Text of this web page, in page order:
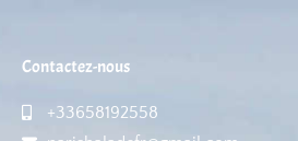
Contactez-nous
+33658192558